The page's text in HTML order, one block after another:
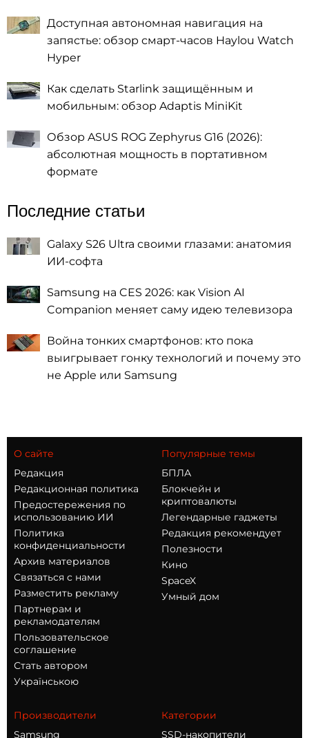
Доступная автономная навигация на
запястье: обзор смарт-часов Haylou Watch
Hyper
Как сделать Starlink защищённым и
мобильным: обзор Adaptis MiniKit
Обзор ASUS ROG Zephyrus G16 (2026):
абсолютная мощность в портативном
формате
Последние статьи
Galaxy S26 Ultra своими глазами: анатомия
ИИ-софта
Samsung на CES 2026: как Vision AI
Companion меняет саму идею телевизора
Война тонких смартфонов: кто пока
выигрывает гонку технологий и почему это
не Apple или Samsung
О сайте
Редакция
Редакционная политика
Предостережения по
использованию ИИ
Политика
конфиденциальности
Архив материалов
Связаться с нами
Разместить рекламу
Партнерам и
рекламодателям
Пользовательское
соглашение
Стать автором
Українською
Популярные темы
БПЛА
Блокчейн и
криптовалюты
Легендарные гаджеты
Редакция рекомендует
Полезности
Кино
SpaceX
Умный дом
Производители
Samsung
Категории
SSD-накопители